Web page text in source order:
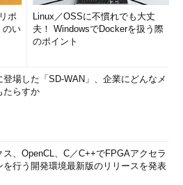
ポ
のい
Linux／OSSに不慣れでも大丈
夫！ WindowsでDockerを扱う際
のポイント
登場した「SD-WAN」、企業にどんなメ
たらすか
ス、OpenCL、C／C++でFPGAアクセラ
を行う開発環境最新版のリリースを発表